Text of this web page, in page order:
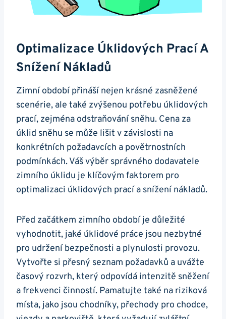
Optimalizace Úklidových Prací A
Snížení Nákladů
Zimní období přináší nejen krásné zasněžené
scenérie, ale také zvýšenou potřebu úklidových
prací, zejména odstraňování sněhu. Cena za
úklid sněhu se může lišit v závislosti na
konkrétních požadavcích a povětrnostních
podmínkách. Váš výběr správného dodavatele
zimního úklidu je klíčovým faktorem pro
optimalizaci úklidových prací a snížení nákladů.
Před začátkem zimního období je důležité
vyhodnotit, jaké úklidové práce jsou nezbytné
pro udržení bezpečnosti a plynulosti provozu.
Vytvořte si přesný seznam požadavků a uvážte
časový rozvrh, který odpovídá intenzitě sněžení
a frekvenci činností. Pamatujte také na riziková
místa, jako jsou chodníky, přechody pro chodce,